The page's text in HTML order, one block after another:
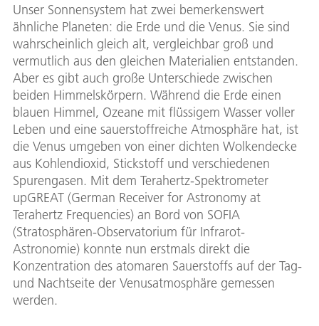
Unser Sonnensystem hat zwei bemerkenswert
ähnliche Planeten: die Erde und die Venus. Sie sind
wahrscheinlich gleich alt, vergleichbar groß und
vermutlich aus den gleichen Materialien entstanden.
Aber es gibt auch große Unterschiede zwischen
beiden Himmelskörpern. Während die Erde einen
blauen Himmel, Ozeane mit flüssigem Wasser voller
Leben und eine sauerstoffreiche Atmosphäre hat, ist
die Venus umgeben von einer dichten Wolkendecke
aus Kohlendioxid, Stickstoff und verschiedenen
Spurengasen. Mit dem Terahertz-Spektrometer
upGREAT (German Receiver for Astronomy at
Terahertz Frequencies) an Bord von SOFIA
(Stratosphären-Observatorium für Infrarot-
Astronomie) konnte nun erstmals direkt die
Konzentration des atomaren Sauerstoffs auf der Tag-
und Nachtseite der Venusatmosphäre gemessen
werden.